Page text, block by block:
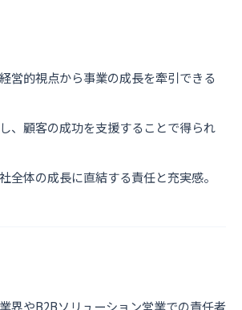
営的視点から事業の成長を牽引できる
、顧客の成功を支援することで得られ
全体の成長に直結する責任と充実感。
界やB2Bソリューション営業での責任者